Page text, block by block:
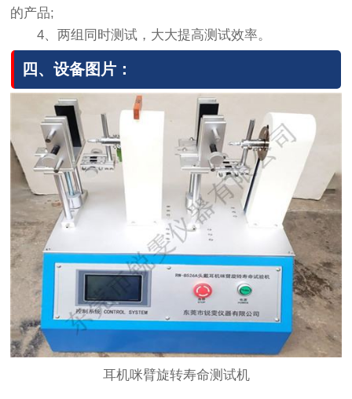
的产品;
4、两组同时测试，大大提高测试效率。
四、设备图片：
耳机咪臂旋转寿命测试机